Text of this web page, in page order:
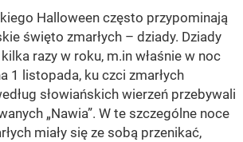
Halloween często przypominają
święto zmarłych – dziady. Dziady
razy w roku, m.in właśnie w noc
1 listopada, ku czci zmarłych
słowiańskich wierzeń przebywali
„Nawia”. W te szczególne noce
miały się ze sobą przenikać,